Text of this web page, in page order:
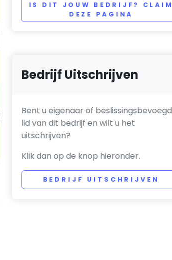
IS DIT JOUW BEDRIJF? CLAIM
DEZE PAGINA
Bedrijf Uitschrijven
Bent u eigenaar of beslissingsbevoegd
lid van dit bedrijf en wilt u het
uitschrijven?
Klik dan op de knop hieronder.
BEDRIJF UITSCHRIJVEN